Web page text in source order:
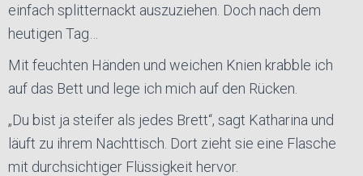
einfach splitternackt auszuziehen. Doch nach dem
heutigen Tag…
Mit feuchten Händen und weichen Knien krabble ich
auf das Bett und lege ich mich auf den Rücken.
„Du bist ja steifer als jedes Brett“, sagt Katharina und
läuft zu ihrem Nachttisch. Dort zieht sie eine Flasche
mit durchsichtiger Flüssigkeit hervor.